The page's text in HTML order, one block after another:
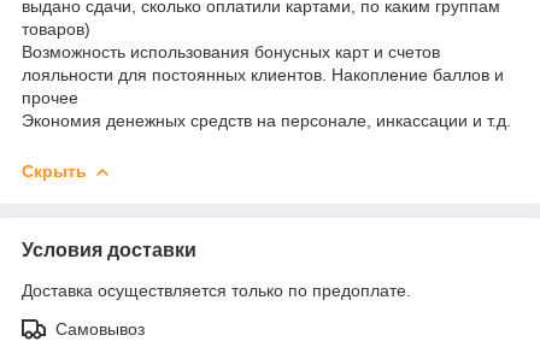
выдано сдачи, сколько оплатили картами, по каким группам
товаров)
Возможность использования бонусных карт и счетов
лояльности для постоянных клиентов. Накопление баллов и
прочее
Экономия денежных средств на персонале, инкассации и т.д.
Скрыть
Условия доставки
Доставка осуществляется только по предоплате.
Самовывоз